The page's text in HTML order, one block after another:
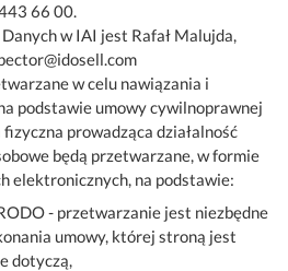
66 00.
w IAI jest Rafał Malujda,
w celu nawiązania i
podstawie umowy cywilnoprawnej
prowadząca działalność
będą przetwarzane, w formie
elektronicznych, na podstawie:
- przetwarzanie jest niezbędne
umowy, której stroną jest
dotyczą,